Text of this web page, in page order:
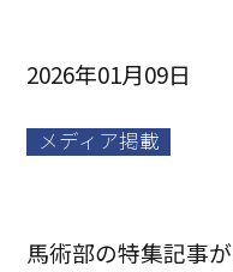
2026年01月09日
メディア掲載
馬術部の特集記事